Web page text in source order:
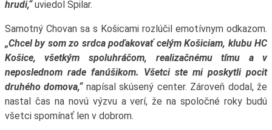
hrudi,“uviedol Spilar.
Samotný Chovan sa s Košicami rozlúčil emotívnym odkazom.
„Chcel by som zo srdca poďakovať celým Košiciam, klubu HC
Košice, všetkým spoluhráčom, realizačnému tímu a v
neposlednom rade fanúšikom. Všetci ste mi poskytli pocit
druhého domova,“napísal skúsený center. Zároveň dodal, že
nastal čas na novú výzvu a verí, že na spoločné roky budú
všetci spomínať len v dobrom.